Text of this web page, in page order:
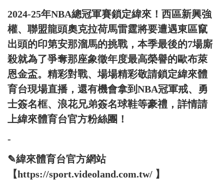
2024-25年NBA總冠軍賽鎖定緯來！西區新興強
權、聯盟龍頭奧克拉荷馬雷霆將要遭遇東區竄
出頭的印第安那溜馬的挑戰，本季最後的7場廝
殺就為了爭奪那座象徵年度最高榮譽的歐布萊
恩金盃。精彩對戰、場場精彩敬請鎖定緯來體
育台現場直播，還有機會拿到NBA冠軍戒、勇
士簽名框、浪花兄弟簽名球鞋等豪禮，詳情請
上緯來體育台官方粉絲團！
-
✎緯來體育台官方網站
【https://sport.videoland.com.tw/ 】